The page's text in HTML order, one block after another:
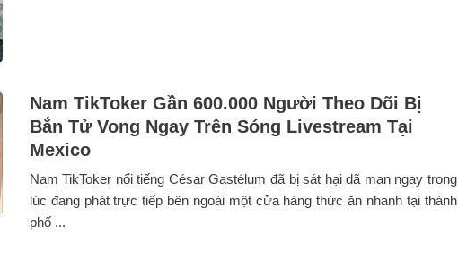
Nam TikToker Gần 600.000 Người Theo Dõi Bị
Bắn Tử Vong Ngay Trên Sóng Livestream Tại
Mexico
Nam TikToker nổi tiếng César Gastélum đã bị sát hại dã man ngay trong
lúc đang phát trực tiếp bên ngoài một cửa hàng thức ăn nhanh tại thành
phố ...